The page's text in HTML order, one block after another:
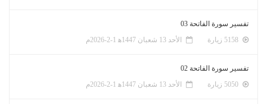
تفسير سورة الفاتحة 03
الأحد 13 شعبان 1447ﻫ 1-2-2026م
تفسير سورة الفاتحة 02
الأحد 13 شعبان 1447ﻫ 1-2-2026م